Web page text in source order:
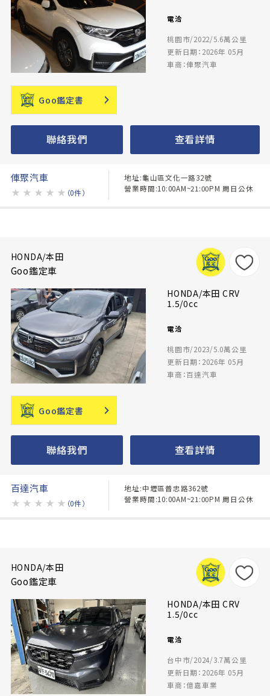
電洽
桃園市/2022/5.6萬公里
更新日期：2026年 05月
車商：俥聚汽車
Goo鑑定書
聯絡我們 查看詳情
俥聚汽車
★ ★ ★ ★ ★ （0件）
地址:龜山區文化一路32號
營業時間:10:00AM~21:00PM 周日公休
HONDA/本田
Goo鑑定車
HONDA/本田 CRV
1.5/0cc
電洽
桃園市/2023/5.0萬公里
更新日期：2026年 05月
車商：百達汽車
Goo鑑定書
聯絡我們 查看詳情
百達汽車
★ ★ ★ ★ ★ （0件）
地址:中壢區普忠路362號
營業時間:10:00AM~21:00PM 周日公休
HONDA/本田
Goo鑑定車
HONDA/本田 CRV
1.5/0cc
電洽
台中市/2024/3.7萬公里
更新日期：2026年 05月
車商：億嘉車業